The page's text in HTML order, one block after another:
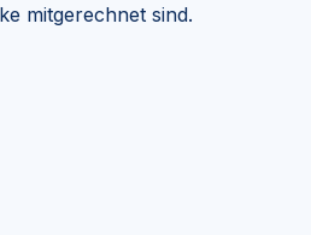
mitgerechnet sind.